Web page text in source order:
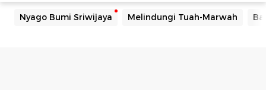
Nyago Bumi Sriwijaya Melindungi Tuah-Marwah